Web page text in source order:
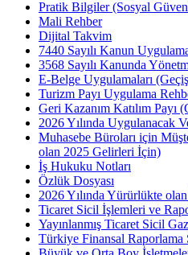
Pratik Bilgiler (Sosyal
Mali Rehber
Dijital Takvim
7440 Sayılı Kanun
3568 Sayılı Kanunda
E-Belge Uygulamaları
Turizm Payı Uygulama
Geri Kazanım Katılım
2026 Yılında Uygulanacak
Muhasebe Büroları için
olan 2025 Gelirleri İçin)
İş Hukuku Notları
Özlük Dosyası
2026 Yılında Yürürlükte
Ticaret Sicil İşlemleri ve
Yayınlanmış Ticaret Sicil
Türkiye Finansal Raporlama